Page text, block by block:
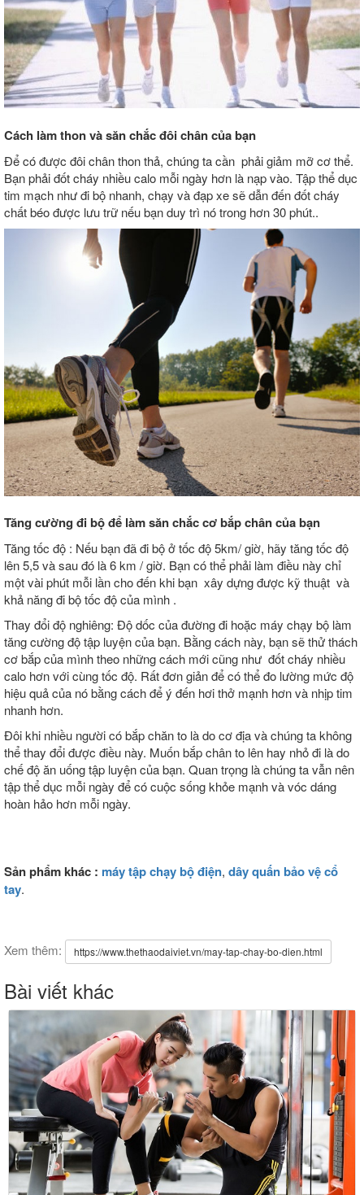
Cách làm thon và săn chắc đôi chân của bạn
Để có được đôi chân thon thả, chúng ta cần phải giảm mỡ cơ thể.
Bạn phải đốt cháy nhiều calo mỗi ngày hơn là nạp vào. Tập thể dục
tim mạch như đi bộ nhanh, chạy và đạp xe sẽ dẫn đến đốt cháy
chất béo được lưu trữ nếu bạn duy trì nó trong hơn 30 phút..
Tăng cường đi bộ để làm săn chắc cơ bắp chân của bạn
Tăng tốc độ : Nếu bạn đã đi bộ ở tốc độ 5km/ giờ, hãy tăng tốc độ
lên 5,5 và sau đó là 6 km / giờ. Bạn có thể phải làm điều này chỉ
một vài phút mỗi lần cho đến khi bạn xây dựng được kỹ thuật và
khả năng đi bộ tốc độ của mình .
Thay đổi độ nghiêng: Độ dốc của đường đi hoặc máy chạy bộ làm
tăng cường độ tập luyện của bạn. Bằng cách này, bạn sẽ thử thách
cơ bắp của mình theo những cách mới cũng như đốt cháy nhiều
calo hơn với cùng tốc độ. Rất đơn giản để có thể đo lường mức độ
hiệu quả của nó bằng cách để ý đến hơi thở mạnh hơn và nhịp tim
nhanh hơn.
Đôi khi nhiều người có bắp chăn to là do cơ địa và chúng ta không
thể thay đổi được điều này. Muốn bắp chân to lên hay nhỏ đi là do
chế độ ăn uống tập luyện của bạn. Quan trọng là chúng ta vẫn nên
tập thể dục mỗi ngày để có cuộc sống khỏe mạnh và vóc dáng
hoàn hảo hơn mỗi ngày.
Sản phẩm khác : máy tập chạy bộ điện, dây quấn bảo vệ cổ
tay.
Xem thêm: https://www.thethaodaiviet.vn/may-tap-chay-bo-dien.html
Bài viết khác